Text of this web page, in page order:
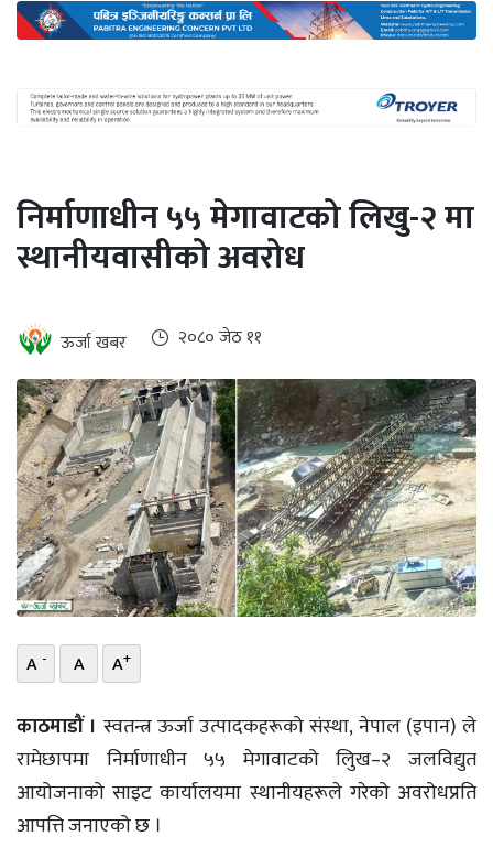
ऊर्जा
दक्षता
खबर
हरित
इभी
सम्पादकीय
बैंक
पर्यटन
भिडियो
छापा
खोज
प्रोफाइल
ऊर्जा
विशेष
निर्माणाधीन ५५ मेगावाटको लिखु-२ मा
स्थानीयवासीको अवरोध
ऊर्जा खबर २०८० जेठ ११
A - A A+
काठमाडौं । स्वतन्त्र ऊर्जा उत्पादकहरूको संस्था, नेपाल (इपान) ले
रामेछापमा निर्माणाधीन ५५ मेगावाटको लिुख–२ जलविद्युत
आयोजनाको साइट कार्यालयमा स्थानीयहरूले गरेको अवरोधप्रति
आपत्ति जनाएको छ ।